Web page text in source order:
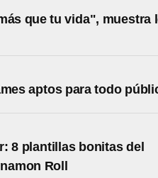
que tu vida", muestra
aptos para todo
8 plantillas bonitas del
Roll